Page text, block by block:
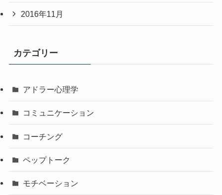
2016年11月
カテゴリー
アドラー心理学
コミュニケーション
コーチング
ペップトーク
モチベーション